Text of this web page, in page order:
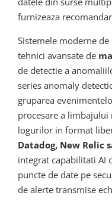
furnizeaza
Sistemele moderne
tehnici avansate de
de detectie a
series anomaly
gruparea
procesare a limbajului
logurilor in format
Datadog, New Relic
integrat capabilitati AI
puncte de date pe
de alerte transmise